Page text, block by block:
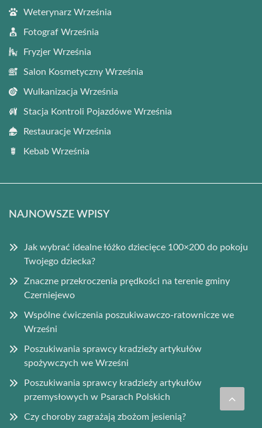
Weterynarz Września
Fotograf Września
Fryzjer Września
Salon Kosmetyczny Września
Wulkanizacja Września
Stacja Kontroli Pojazdówe Września
Restauracje Września
Kebab Września
NAJNOWSZE WPISY
Jak wybrać idealne łóżko dziecięce 100×200 do pokoju
Twojego dziecka?
Znaczne przekroczenia prędkości na terenie gminy
Czerniejewo
Wspólne ćwiczenia poszukiwawczo-ratownicze we
Wrześni
Poszukiwania sprawcy kradzieży artykułów
spożywczych we Wrześni
Poszukiwania sprawcy kradzieży artykułów
przemysłowych w Psarach Polskich
Czy choroby zagrażają zbożom jesienią?